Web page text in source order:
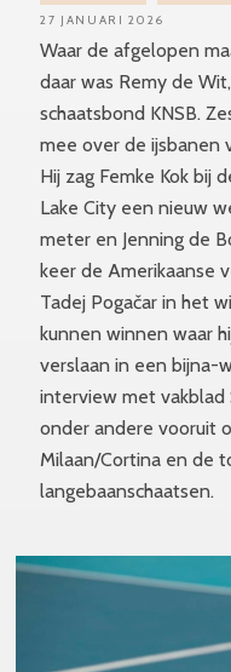
Waar de afgelopen
daar was Remy de
schaatsbond KNSB.
mee over de ijsbanen
Hij zag Femke Kok bij
Lake City een nieuw
meter en Jenning de
keer de Amerikaanse
Tadej Pogačar in het
kunnen winnen waar
verslaan in een bijna-
interview met
onder andere vooruit
Milaan/Cortina en de
langebaanschaatsen.
27 JANUARI 2026